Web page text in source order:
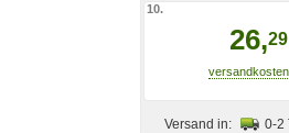
10.
26,29
Versand in: 0-2